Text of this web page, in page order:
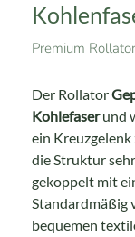
Premium
Der Rollator
Kohlefaserund
ein
die Struktur
gekoppelt mit
Standardmäßig
bequemen